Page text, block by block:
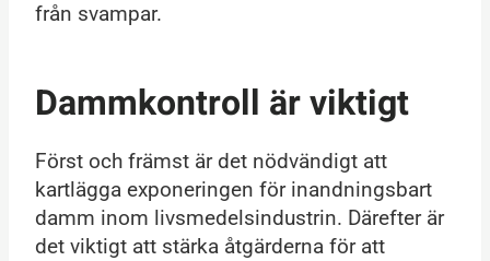
från svampar.
Dammkontroll är viktigt
Först och främst är det nödvändigt att
kartlägga exponeringen för inandningsbart
damm inom livsmedelsindustrin. Därefter är
det viktigt att stärka åtgärderna för att